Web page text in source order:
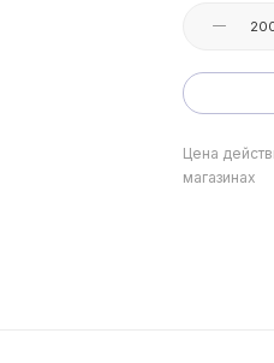
Цена
магазинах